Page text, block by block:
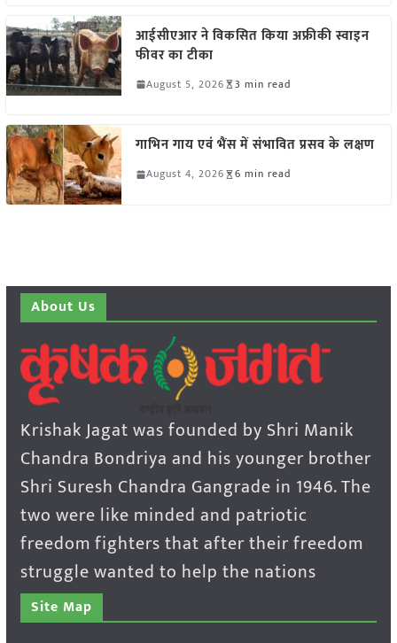
आईसीएआर ने विकसित किया अफ्रीकी स्वाइन
फीवर का टीका
August 5, 2026 3 min read
गाभिन गाय एवं भैंस में संभावित प्रसव के लक्षण
August 4, 2026 6 min read
About Us
Krishak Jagat was founded by Shri Manik
Chandra Bondriya and his younger brother
Shri Suresh Chandra Gangrade in 1946. The
two were like minded and patriotic
freedom fighters that after their freedom
struggle wanted to help the nations
Site Map